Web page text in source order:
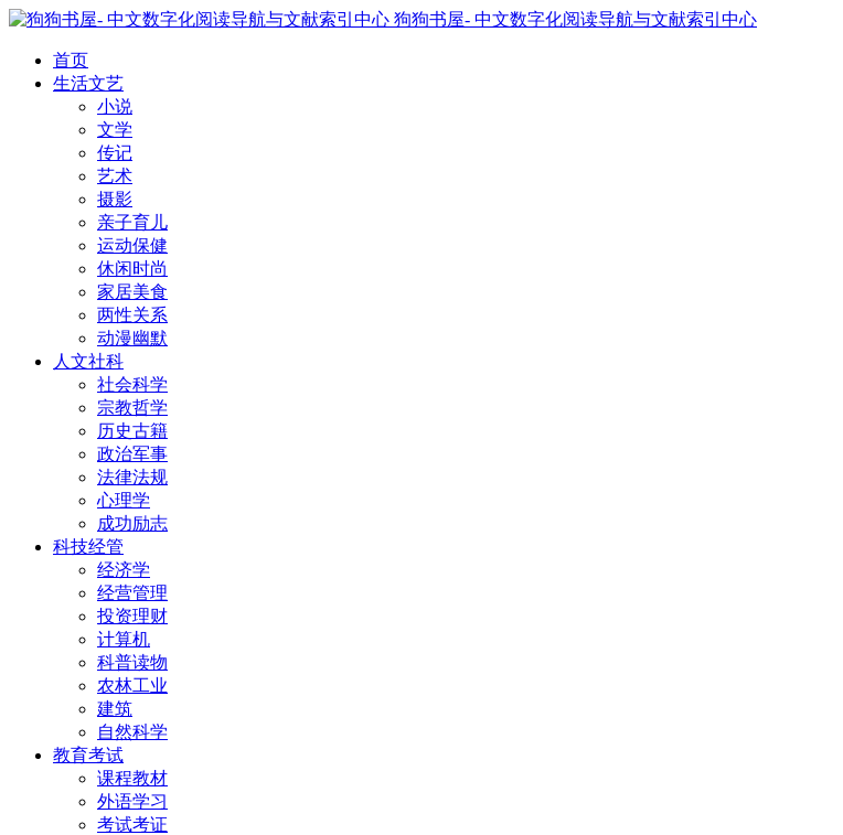
狗狗书屋- 中文数字化阅读导航与文献索引中心
首页
生活文艺
小说
文学
传记
艺术
摄影
亲子育儿
运动保健
休闲时尚
家居美食
两性关系
动漫幽默
人文社科
社会科学
宗教哲学
历史古籍
政治军事
法律法规
心理学
成功励志
科技经管
经济学
经营管理
投资理财
计算机
科普读物
农林工业
建筑
自然科学
教育考试
课程教材
外语学习
考试考证